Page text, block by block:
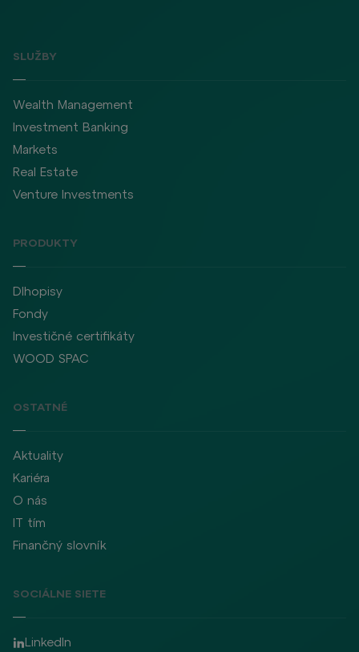
SLUŽBY
Wealth Management
Investment Banking
Markets
Real Estate
Venture Investments
PRODUKTY
Dlhopisy
Fondy
Investičné certifikáty
WOOD SPAC
OSTATNÉ
Aktuality
Kariéra
O nás
IT tím
Finančný slovník
SOCIÁLNE SIETE
LinkedIn